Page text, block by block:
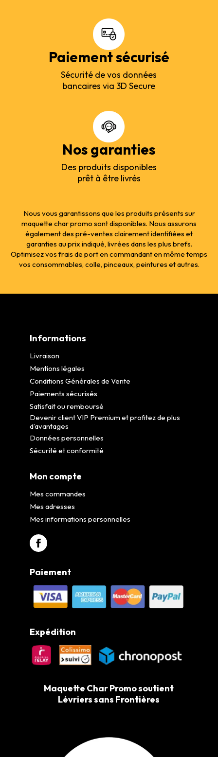
Paiement sécurisé
Sécurité de vos données
bancaires via 3D Secure
Nos garanties
Des produits disponibles
prêt à être livrés
Nous vous garantissons que les produits présents sur
maquette char promo sont disponibles. Nous assurons
également des pré-ventes clairement identifiées et
garanties au prix indiqué, livrées dans les plus brefs.
Optimisez vos frais de port en commandant en même temps
vos consommables, colle, pinceaux, peintures et autres.
Informations
Livraison
Mentions légales
Conditions Générales de Vente
Paiements sécurisés
Satisfait ou remboursé
Devenir client VIP Premium et profitez de plus
d’avantages
Données personnelles
Sécurité et conformité
Mon compte
Mes commandes
Mes adresses
Mes informations personnelles
Paiement
Expédition
Maquette Char Promo soutient
Lévriers sans Frontières